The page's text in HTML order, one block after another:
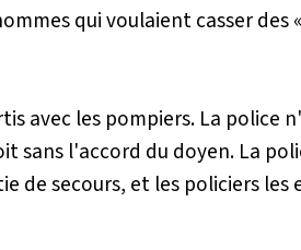
qui voulaient casser des
avec les pompiers. La police
sans l'accord du doyen. La
de secours, et les policiers